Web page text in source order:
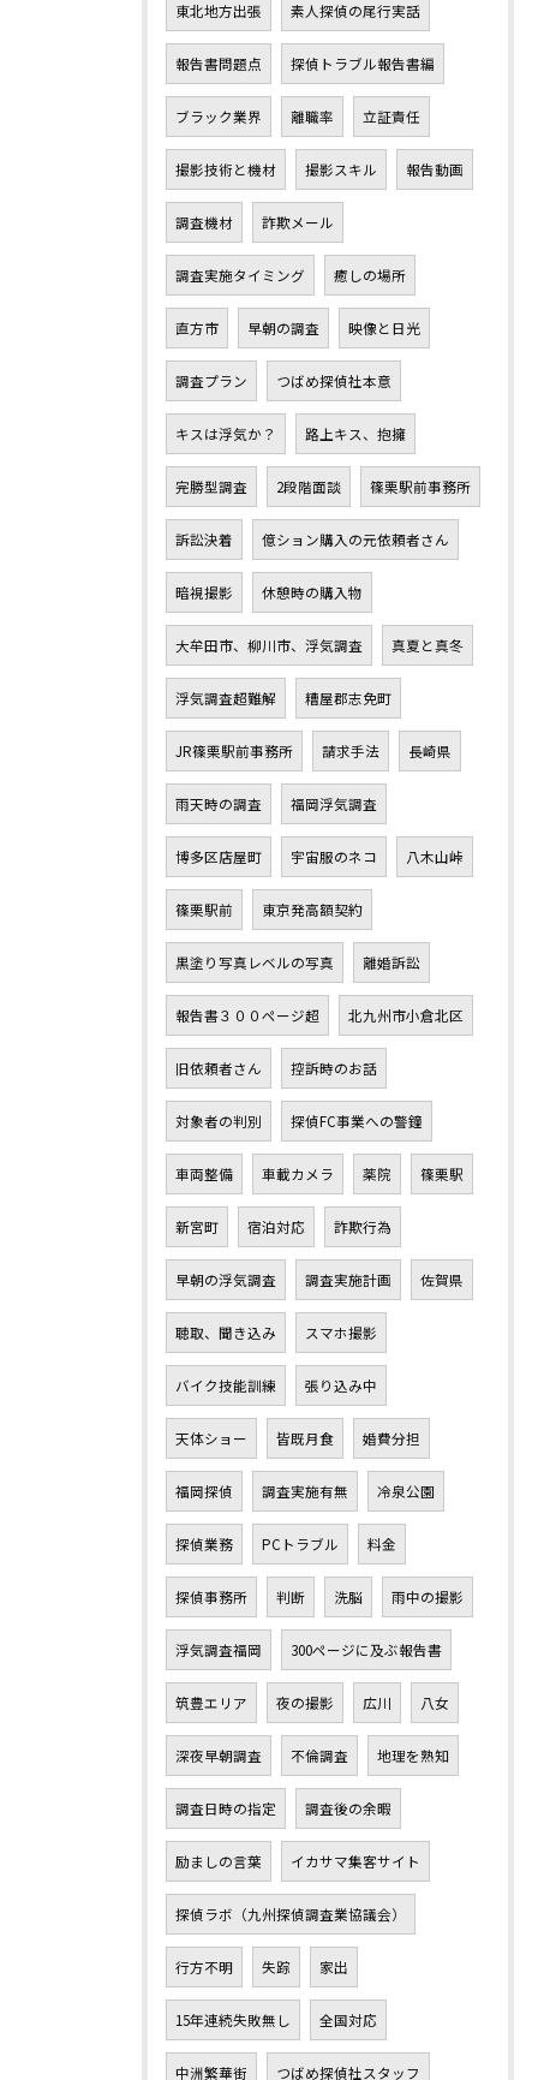
東北地方出張 素人探偵の尾行実話
報告書問題点 探偵トラブル報告書編
ブラック業界 離職率 立証責任
撮影技術と機材 撮影スキル 報告動画
調査機材 詐欺メール
調査実施タイミング 癒しの場所
直方市 早朝の調査 映像と日光
調査プラン つばめ探偵社本意
キスは浮気か？ 路上キス、抱擁
完勝型調査 2段階面談 篠栗駅前事務所
訴訟決着 億ション購入の元依頼者さん
暗視撮影 休憩時の購入物
大牟田市、柳川市、浮気調査 真夏と真冬
浮気調査超難解 糟屋郡志免町
JR篠栗駅前事務所 請求手法 長崎県
雨天時の調査 福岡浮気調査
博多区店屋町 宇宙服のネコ 八木山峠
篠栗駅前 東京発高額契約
黒塗り写真レベルの写真 離婚訴訟
報告書３００ページ超 北九州市小倉北区
旧依頼者さん 控訴時のお話
対象者の判別 探偵FC事業への警鐘
車両整備 車載カメラ 薬院 篠栗駅
新宮町 宿泊対応 詐欺行為
早朝の浮気調査 調査実施計画 佐賀県
聴取、聞き込み スマホ撮影
バイク技能訓練 張り込み中
天体ショー 皆既月食 婚費分担
福岡探偵 調査実施有無 冷泉公園
探偵業務 PCトラブル 料金
探偵事務所 判断 洗脳 雨中の撮影
浮気調査福岡 300ページに及ぶ報告書
筑豊エリア 夜の撮影 広川 八女
深夜早朝調査 不倫調査 地理を熟知
調査日時の指定 調査後の余暇
励ましの言葉 イカサマ集客サイト
探偵ラボ（九州探偵調査業協議会）
行方不明 失踪 家出
15年連続失敗無し 全国対応
中洲繁華街 つばめ探偵社スタッフ